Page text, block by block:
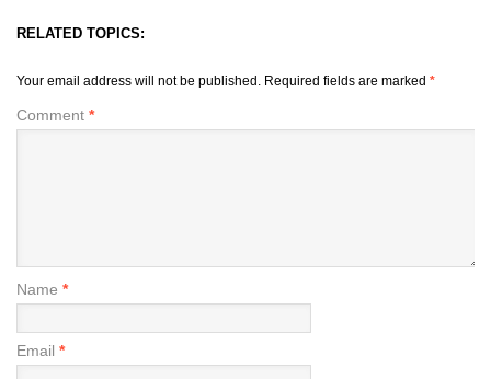
RELATED TOPICS:
Your email address will not be published. Required fields are marked *
Comment *
Name *
Email *